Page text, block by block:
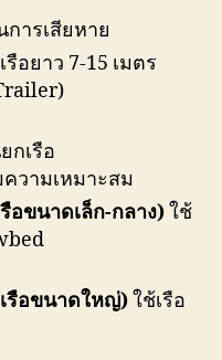
ารเสียหาย
เรือยาว 7-15 เมตร
กเรือ
วามเหมาะสม
อขนาดเล็ก-กลาง)ใช้
รือขนาดใหญ่)ใช้เรือ